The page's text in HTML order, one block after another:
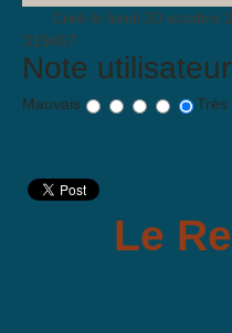
Créé le lundi 20 octobre
319467
Note
Mauvais
Le